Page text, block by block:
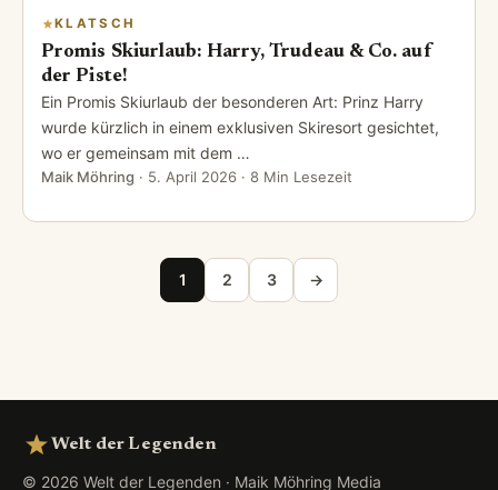
KLATSCH
Promis Skiurlaub: Harry, Trudeau & Co. auf
der Piste!
Ein Promis Skiurlaub der besonderen Art: Prinz Harry
wurde kürzlich in einem exklusiven Skiresort gesichtet,
wo er gemeinsam mit dem …
Maik Möhring · 5. April 2026 · 8 Min Lesezeit
Seitennummerierung der Beiträge
1 2 3 →
Welt der Legenden
© 2026 Welt der Legenden · Maik Möhring Media